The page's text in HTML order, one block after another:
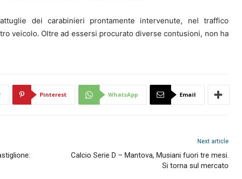
dei carabinieri prontamente intervenute, nel traffico
veicolo. Oltre ad essersi procurato diverse contusioni, non ha
Pinterest WhatsApp Email
Next article
Calcio Serie D – Mantova, Musiani fuori tre mesi.
Si torna sul mercato